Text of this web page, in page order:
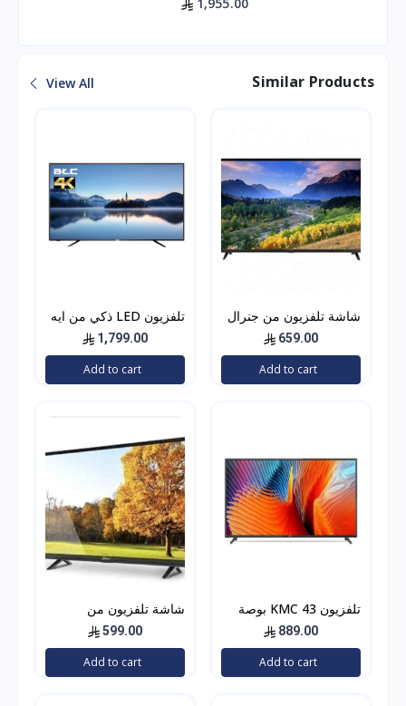
Similar Products
View All
شاشة تلفزيون من جنرال
انش اتش دي ام اي لون
اسود
659.00
Add to cart
تلفزيون LED ذكي من ايه
بوصة بدقة 4 كيه UHD
LED، لون اسود، E-LD-
1,799.00
Add to cart
تلفزيون KMC 43 بوصة
ذكي 4K عالي الوضوح
موديل KMC43US21
889.00
Add to cart
شاشة تلفزيون من
دانسات فل اتش دي بتقنية
ليد، 39 انش، اتش دي ام
اي
599.00
Add to cart